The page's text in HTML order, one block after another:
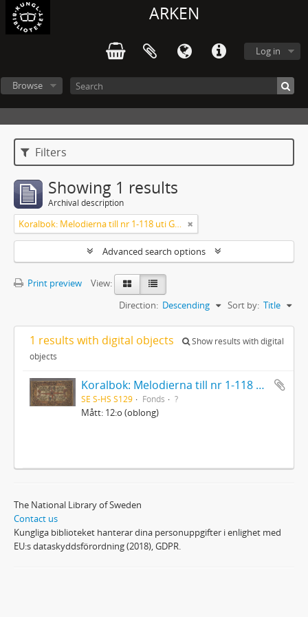
ARKEN
Log in
Browse
Filters
Showing 1 results
Archival description
Koralbok: Melodierna till nr 1-118 uti Gamla Psalmboken, enstämmigt satta
Advanced search options
Print preview
View:
Sort by: Title
Direction: Descending
1 results with digital objects
Show results with digital
objects
Koralbok: Melodierna till nr 1-118 uti Gamla Psalmboken, enstämmigt satta
SE S-HS S129 Fonds ?
Mått: 12:o (oblong)
The National Library of Sweden
Contact us
Kungliga biblioteket hanterar dina personuppgifter i enlighet med
EU:s dataskyddsförordning (2018), GDPR.